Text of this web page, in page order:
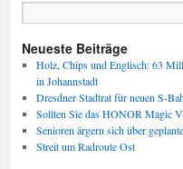
Neueste Beiträge
Holz, Chips und Englisch: 63
in Johannstadt
Dresdner Stadtrat für neuen S-
Sollten Sie das HONOR Magic
Senioren ärgern sich über
Streit um Radroute Ost